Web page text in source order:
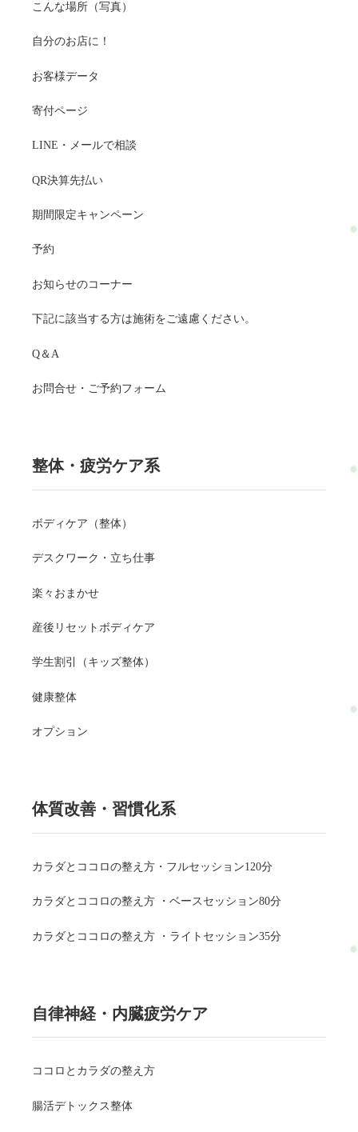
こんな場所（写真）
自分のお店に！
お客様データ
寄付ページ
LINE・メールで相談
QR決算先払い
期間限定キャンペーン
予約
お知らせのコーナー
下記に該当する方は施術をご遠慮ください。
Q＆A
お問合せ・ご予約フォーム
整体・疲労ケア系
ボディケア（整体）
デスクワーク・立ち仕事
楽々おまかせ
産後リセットボディケア
学生割引（キッズ整体）
健康整体
オプション
体質改善・習慣化系
カラダとココロの整え方・フルセッション120分
カラダとココロの整え方 ・ベースセッション80分
カラダとココロの整え方 ・ライトセッション35分
自律神経・内臓疲労ケア
ココロとカラダの整え方
腸活デトックス整体